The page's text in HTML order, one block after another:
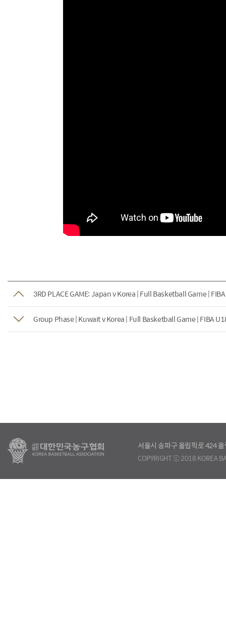
3RD PLACE GAME: Japan v Korea | Full Basketball Game |
Group Phase | Kuwait v Korea | Full Basketball Game | FIBA
서울시 송파구 올림픽로 424
COPYRIGHT ⓒ 2018 KOREA